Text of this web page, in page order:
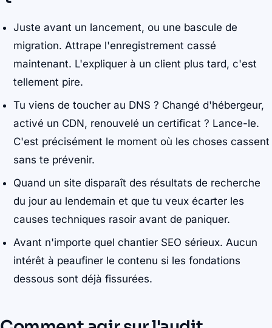
Juste avant un lancement, ou une bascule de
migration. Attrape l'enregistrement cassé
maintenant. L'expliquer à un client plus tard, c'est
tellement pire.
Tu viens de toucher au DNS ? Changé d'hébergeur,
activé un CDN, renouvelé un certificat ? Lance-le.
C'est précisément le moment où les choses cassent
sans te prévenir.
Quand un site disparaît des résultats de recherche
du jour au lendemain et que tu veux écarter les
causes techniques rasoir avant de paniquer.
Avant n'importe quel chantier SEO sérieux. Aucun
intérêt à peaufiner le contenu si les fondations
dessous sont déjà fissurées.